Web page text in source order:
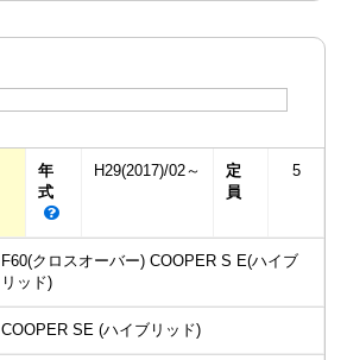
年
式
H29(2017)/02～
定
員
5
F60(クロスオーバー) COOPER S E(ハイブ
リッド)
COOPER SE (ハイブリッド)